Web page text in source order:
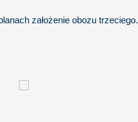
założenie obozu trzeciego.